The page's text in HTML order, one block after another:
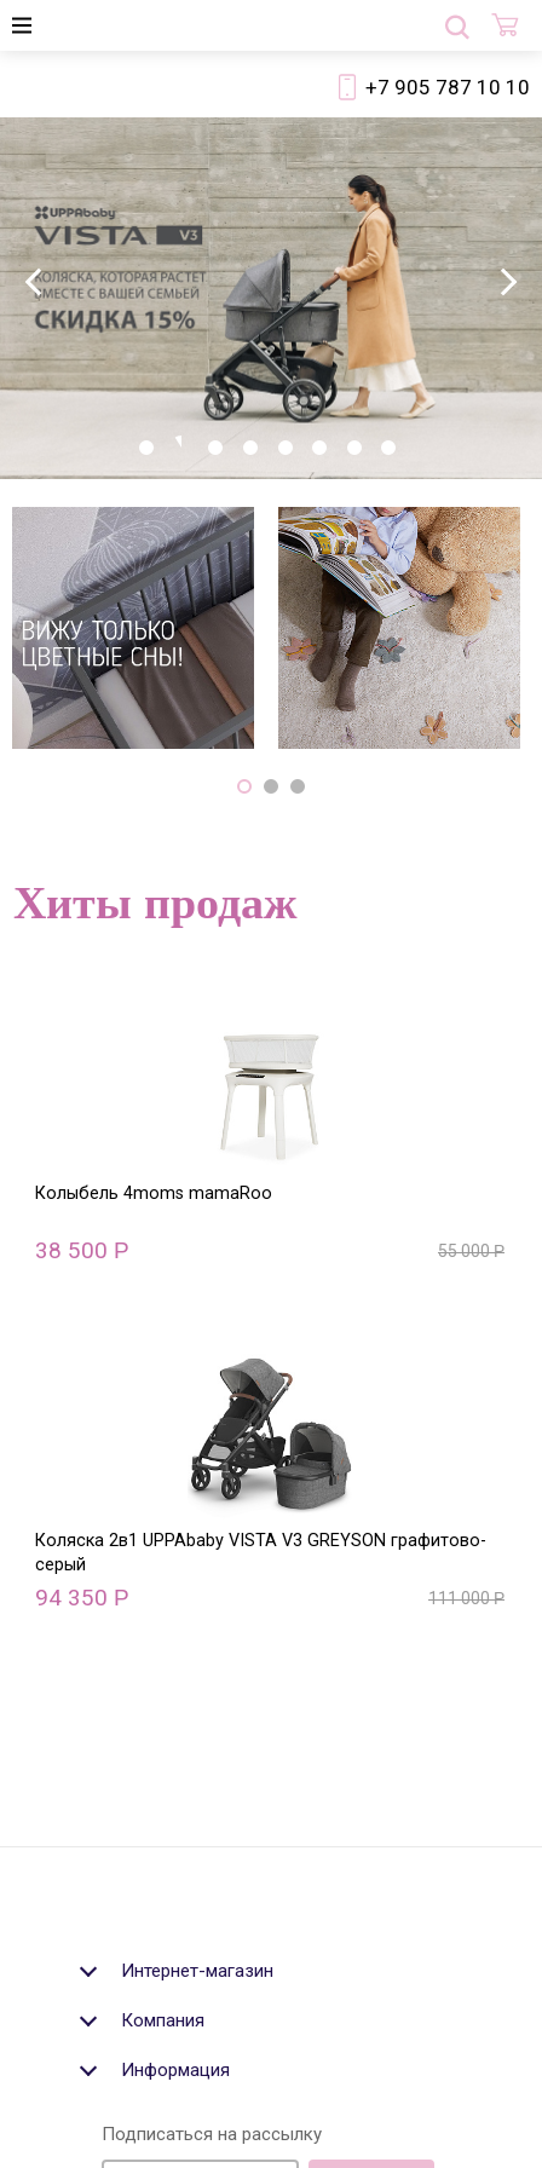
+7 905 787 10 10
Хиты продаж
Колыбель 4moms mamaRoo
38 500 Р 55 000Р
Коляска 2в1 UPPAbaby VISTA V3 GREYSON графитово-
серый
94 350 Р 111 000Р
Интернет-магазин
Компания
Информация
Подписаться на рассылку